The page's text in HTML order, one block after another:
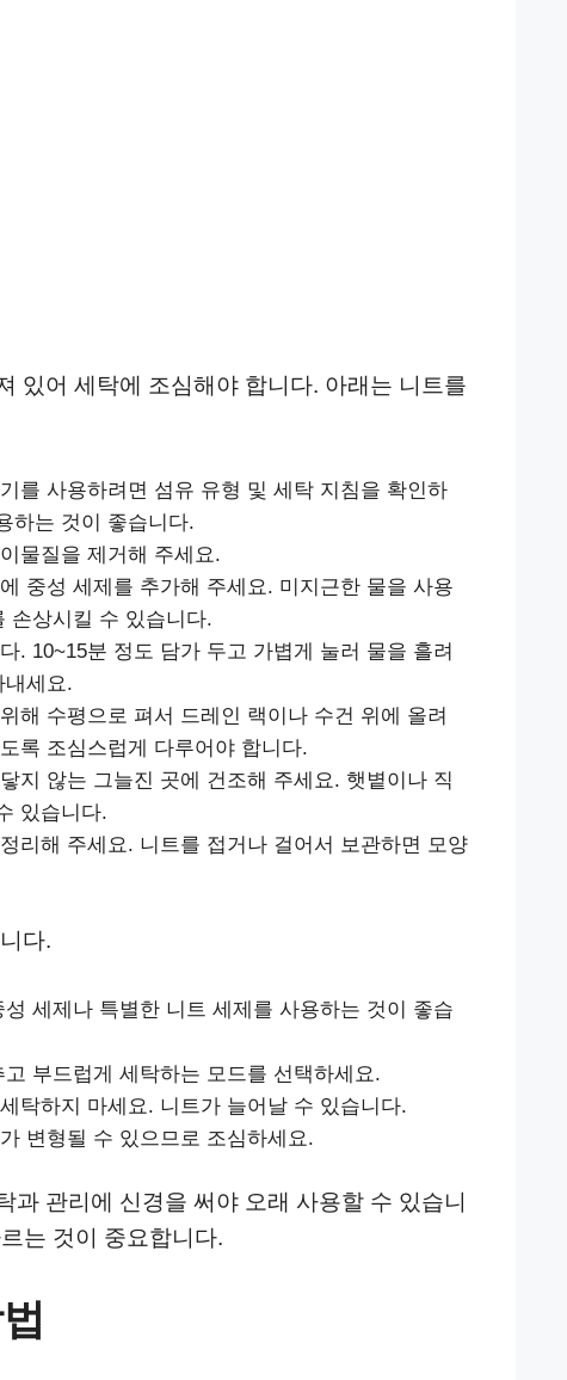
있어 세탁에 조심해야 합니다. 아래는 니트를
를 사용하려면 섬유 유형 및 세탁 지침을 확인하
하는 것이 좋습니다.
물질을 제거해 주세요.
중성 세제를 추가해 주세요. 미지근한 물을 사용
손상시킬 수 있습니다.
. 10~15분 정도 담가 두고 가볍게 눌러 물을 흘려
내세요.
해 수평으로 펴서 드레인 랙이나 수건 위에 올려
록 조심스럽게 다루어야 합니다.
지 않는 그늘진 곳에 건조해 주세요. 햇볕이나 직
있습니다.
리해 주세요. 니트를 접거나 걸어서 보관하면 모양
다.
세제나 특별한 니트 세제를 사용하는 것이 좋습
부드럽게 세탁하는 모드를 선택하세요.
탁하지 마세요. 니트가 늘어날 수 있습니다.
변형될 수 있으므로 조심하세요.
관리에 신경을 써야 오래 사용할 수 있습니
는 것이 중요합니다.